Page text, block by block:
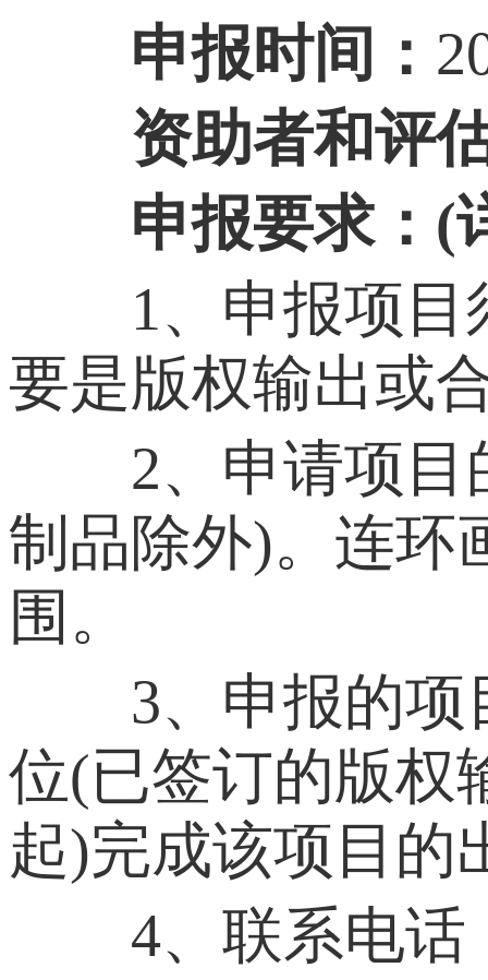
申报时间：
资助者和评
申报要求：(
1、申报项目须
要是版权输出或
2、申请项目的
制品除外)。连环
围。
3、申报的项目
位(已签订的版权
起)完成该项目的
4、联系电话